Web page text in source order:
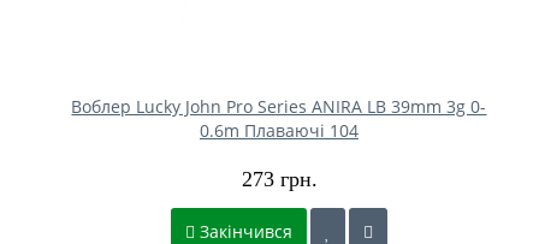
Воблер Lucky John Pro Series ANIRA LB 39mm 3g 0-
0.6m Плаваючі 104
273 грн.
Закінчився